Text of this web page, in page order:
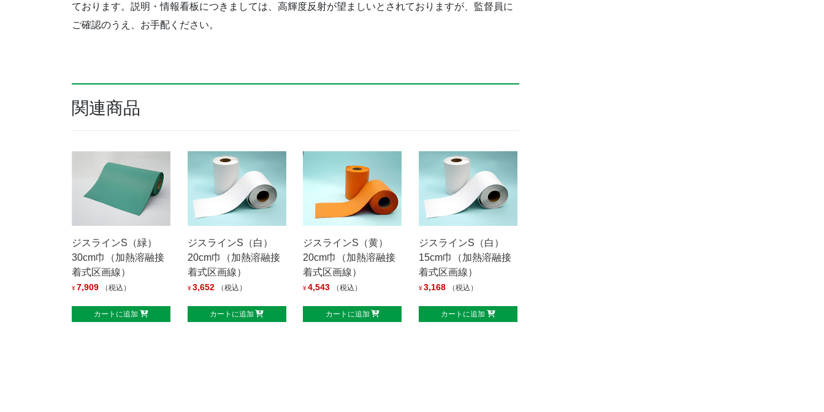
ております。説明・情報看板につきましては、高輝度反射が望ましいとされておりますが、監督員に
ご確認のうえ、お手配ください。
関連商品
ジスラインS（緑）
30cm巾（加熱溶融接
着式区画線）
¥7,909 （税込）
カートに追加
ジスラインS（白）
20cm巾（加熱溶融接
着式区画線）
¥ 3,652 （税込）
カートに追加
ジスラインS（黄）
20cm巾（加熱溶融接
着式区画線）
¥ 4,543 （税込）
カートに追加
ジスラインS（白）
15cm巾（加熱溶融接
着式区画線）
¥3,168 （税込）
カートに追加